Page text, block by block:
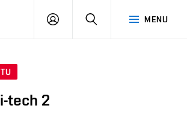
MENU
PŘIHLÁSIT
tech 2